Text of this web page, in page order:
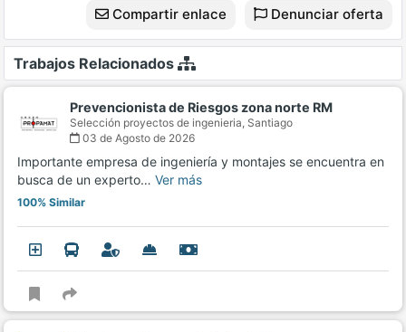
Compartir enlace Denunciar oferta
Trabajos Relacionados
Prevencionista de Riesgos zona norte RM
Selección proyectos de ingenieria, Santiago
03 de Agosto de 2026
Importante empresa de ingeniería y montajes se encuentra en
busca de un experto… Ver más
100% Similar